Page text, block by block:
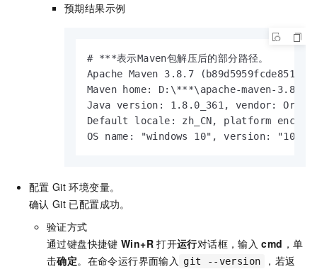
预期结果示例
# ***表示Maven包解压后的部分路径。
Apache Maven 3.8.7
Maven home: D:\***\apache-maven-
Java version: 1.8.0_361, vendor:
Default locale: zh_CN, platform
OS name: "windows 10", version:
配置 Git 环境变量。
确认 Git 已配置成功。
验证方式
通过键盘快捷键 Win+R 打开运行对话框，输入 cmd ，单
击确定。在命令运行界面输入 git --version
，若返